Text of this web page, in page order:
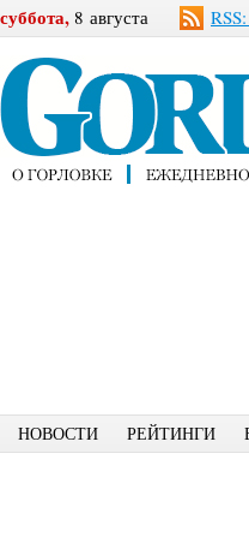
суббота, 8 августа
НОВОСТИ РЕЙТИНГИ